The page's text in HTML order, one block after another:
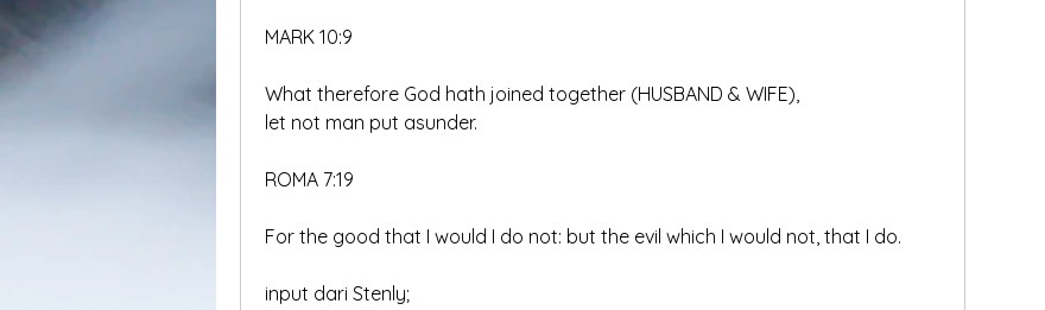
MARK 10:9
What therefore God hath joined together (HUSBAND & WIFE),
let not man put asunder.
ROMA 7:19
For the good that I would I do not: but the evil which I would not, that I do.
input dari Stenly;